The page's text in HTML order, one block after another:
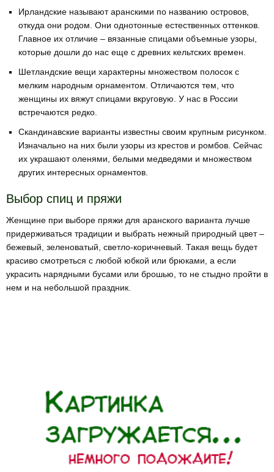
Ирландские называют аранскими по названию островов,
откуда они родом. Они однотонные естественных оттенков.
Главное их отличие – вязанные спицами объемные узоры,
которые дошли до нас еще с древних кельтских времен.
Шетландские вещи характерны множеством полосок с
мелким народным орнаментом. Отличаются тем, что
женщины их вяжут спицами вкруговую. У нас в России
встречаются редко.
Скандинавские варианты известны своим крупным рисунком.
Изначально на них были узоры из крестов и ромбов. Сейчас
их украшают оленями, белыми медведями и множеством
других интересных орнаментов.
Выбор спиц и пряжи
Женщине при выборе пряжи для аранского варианта лучше
придерживаться традиции и выбрать нежный природный цвет –
бежевый, зеленоватый, светло-коричневый. Такая вещь будет
красиво смотреться с любой юбкой или брюками, а если
украсить нарядными бусами или брошью, то не стыдно пройти в
нем и на небольшой праздник.